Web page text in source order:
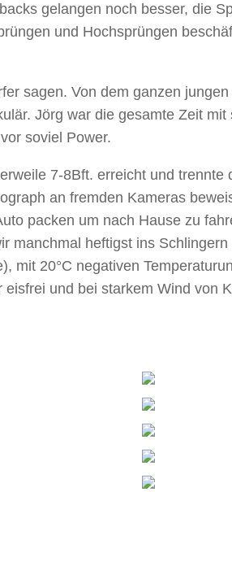
gelangen noch besser, die
und Hochsprüngen
sagen. Von dem ganzen
Jörg war die gesamte Zeit
soviel Power.
7-8Bft. erreicht und
an fremden Kameras
packen um nach Hause zu
heftigst ins
20°C negativen
und bei starkem Wind von